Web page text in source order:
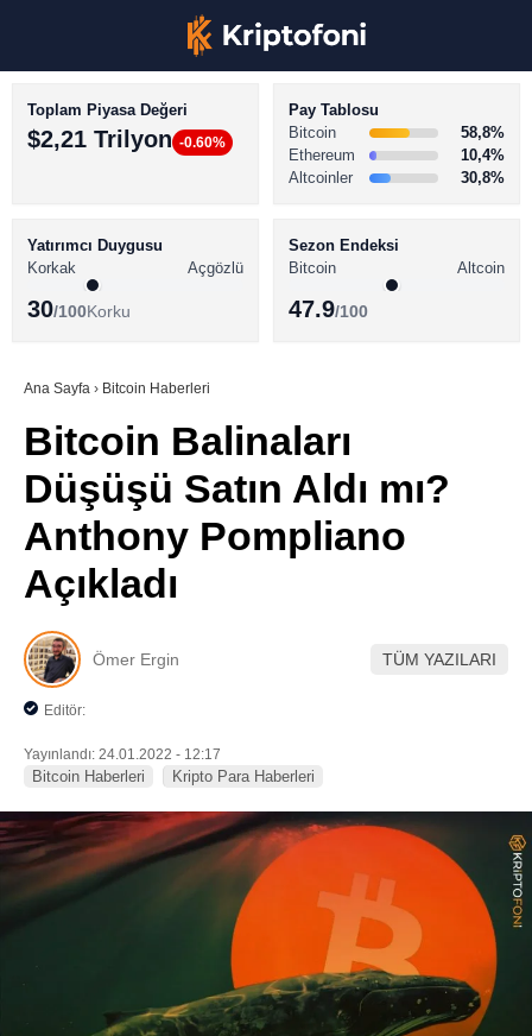
TikTok
BİTCOİN HABERLERİ
ALTCOİN HABERLERİ
SÖZLÜK
Toplam Piyasa Değeri
$2,21 Trilyon -0.60%
Pay Tablosu
Bitcoin
58,8%
Ethereum
10,4%
Altcoinler
30,8%
Yatırımcı Duygusu
Korkak
Açgözlü
30/100Korku
Sezon Endeksi
Bitcoin
Altcoin
47.9/100
Ana Sayfa › Bitcoin Haberleri
Bitcoin Balinaları
Düşüşü Satın Aldı mı?
Anthony Pompliano
Açıkladı
Ömer Ergin TÜM YAZILARI
Editör:
Yayınlandı: 24.01.2022 - 12:17
Bitcoin Haberleri Kripto Para Haberleri